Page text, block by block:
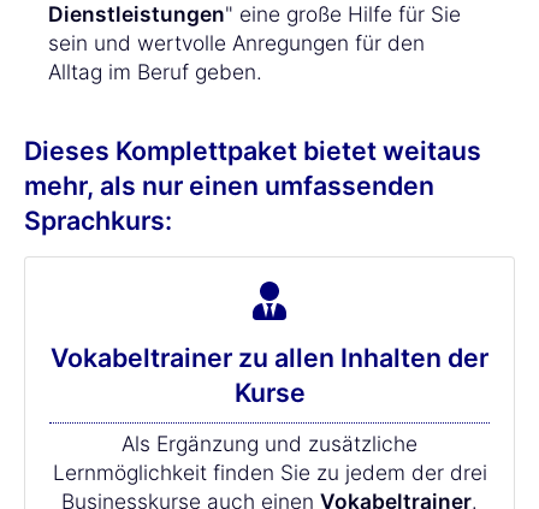
Dienstleistungen" eine große Hilfe für Sie
sein und wertvolle Anregungen für den
Alltag im Beruf geben.
Dieses Komplettpaket bietet weitaus
mehr, als nur einen umfassenden
Sprachkurs:
Vokabeltrainer zu allen Inhalten der
Kurse
Als Ergänzung und zusätzliche
Lernmöglichkeit finden Sie zu jedem der drei
Businesskurse auch einen Vokabeltrainer.